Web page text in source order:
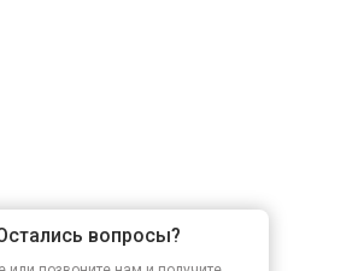
вопросы?